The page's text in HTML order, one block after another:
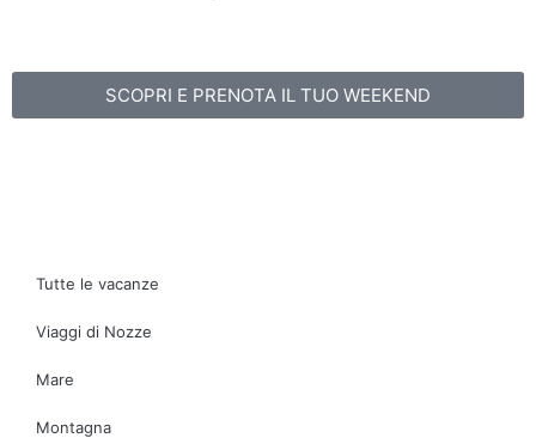
SCOPRI E PRENOTA IL TUO WEEKEND
Tutte le vacanze
Viaggi di Nozze
Mare
Montagna